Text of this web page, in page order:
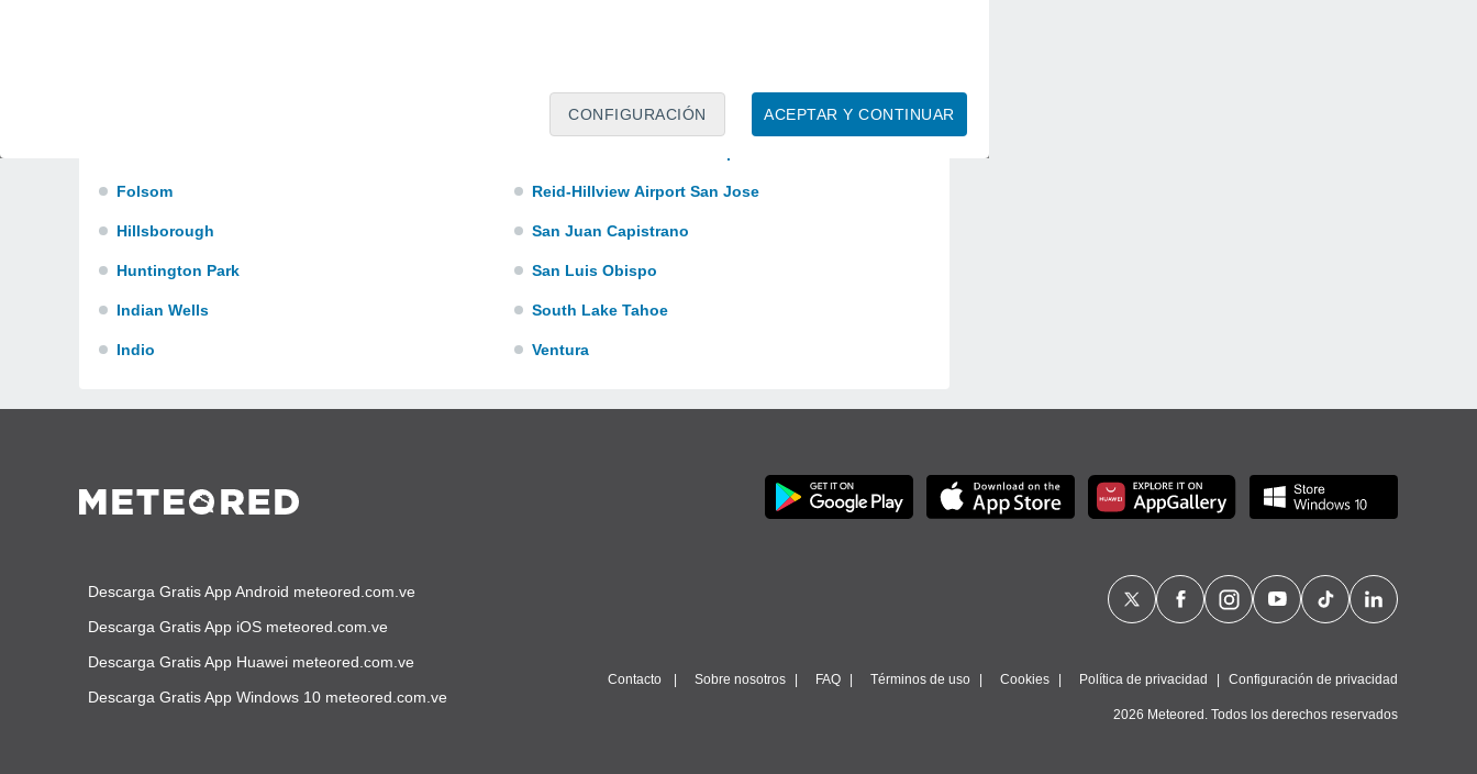
ACEPTAR Y CONTINUAR
CONFIGURACIÓN
Folsom
Hillsborough
Huntington Park
Indian Wells
Indio
San Jose
Reid-Hillview Airport San Jose
San Juan Capistrano
San Luis Obispo
South Lake Tahoe
Ventura
Descarga Gratis App Android meteored.com.ve
Descarga Gratis App iOS meteored.com.ve
Descarga Gratis App Huawei meteored.com.ve
Descarga Gratis App Windows 10 meteored.com.ve
Contacto Sobre nosotros FAQ Términos de uso Cookies Política de privacidad Configuración de privacidad
2026 Meteored. Todos los derechos reservados